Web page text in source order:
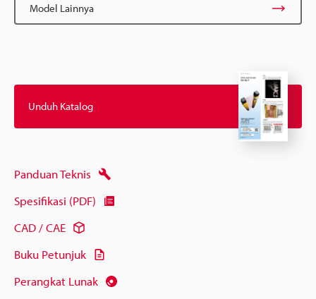
Model Lainnya
Unduh Katalog
Panduan Teknis
Spesifikasi (PDF)
CAD / CAE
Buku Petunjuk
Perangkat Lunak